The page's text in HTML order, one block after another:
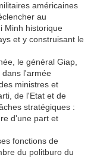
américaines
au
Minh historique
et y construisant le
le général Giap,
dans l'armée
ministres et
de l'Etat et de
stratégiques :
d'une part et
fonctions de
du politburo du